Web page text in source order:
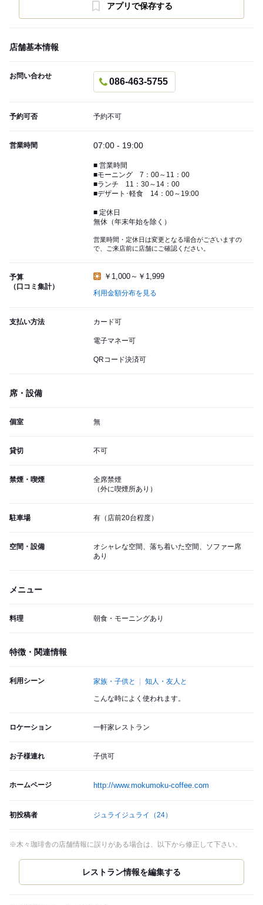
アプリで保存する
店舗基本情報
お問い合わせ
086-463-5755
予約可否 予約不可
営業時間 07:00 - 19:00
■ 営業時間
■モーニング 7：00～11：00
■ランチ 11：30～14：00
■デザート･軽食 14：00～19:00
■ 定休日
無休（年末年始を除く）
営業時間・定休日は変更となる場合がございますの
で、ご来店前に店舗にご確認ください。
予算
（口コミ集計）
￥1,000～￥1,999
利用金額分布を見る
支払い方法 カード可
電子マネー可
QRコード決済可
席・設備
個室 無
貸切 不可
禁煙・喫煙
全席禁煙
（外に喫煙所あり）
駐車場 有（店前20台程度）
空間・設備
オシャレな空間、落ち着いた空間、ソファー席
あり
メニュー
料理 朝食・モーニングあり
特徴・関連情報
利用シーン 家族・子供と 知人・友人と
こんな時によく使われます。
ロケーション 一軒家レストラン
お子様連れ 子供可
ホームページ http://www.mokumoku-coffee.com
初投稿者 ジュライジュライ （24）
※木々珈琲舎の店舗情報に誤りがある場合は、以下から修正して下さい。